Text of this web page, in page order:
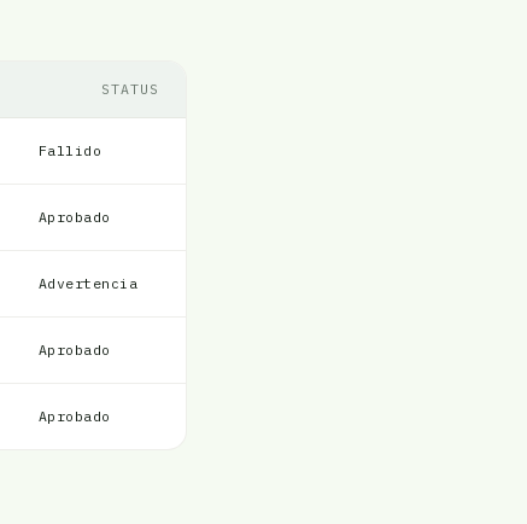
STATUS
Fallido
Aprobado
Advertencia
Aprobado
Aprobado